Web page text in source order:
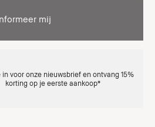
mij
in voor onze nieuwsbrief en ontvang 15%
korting op je eerste aankoop*